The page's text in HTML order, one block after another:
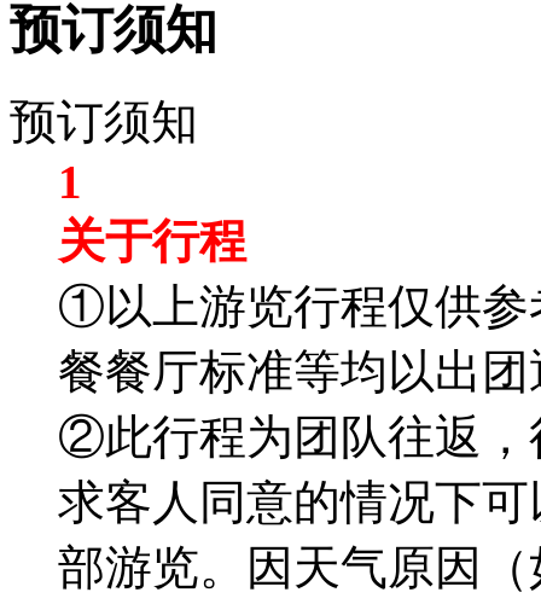
预订须知
预订须知
1
关于行程
①以上游览行程仅供参
餐餐厅标准等均以出
②此行程为团队往返，
求客人同意的情况下
部游览。因天气原因